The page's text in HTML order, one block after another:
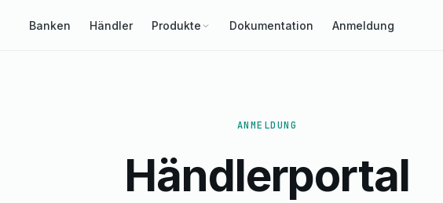
Banken Händler Produkte Dokumentation Anmeldung
ANMELDUNG
Händlerportal